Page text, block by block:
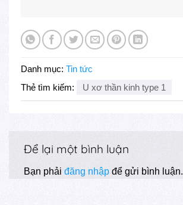
Danh mục: Tin tức
Thẻ tìm kiếm:
U xơ thần kinh type 1
Để lại một bình luận
Bạn phải đăng nhập để gửi bình luận.